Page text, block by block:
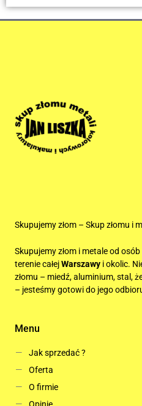
Skupujemy złom – Skup złomu i
Skupujemy złom i metale od
terenie całejWarszawy i okolic.
złomu – miedź, aluminium, stal,
– jesteśmy gotowi do jego
Menu
Jak sprzedać ?
Oferta
O firmie
Opinie